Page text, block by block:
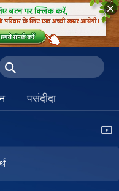
पसंदीदा
अमल के लिये
परीक्षणों में गवाही दे
अभ्यास करना है